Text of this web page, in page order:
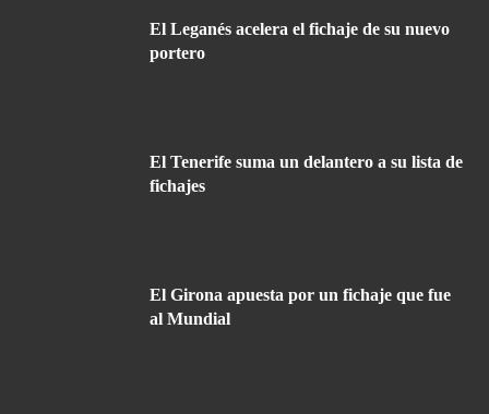
El Leganés acelera el fichaje de su nuevo
portero
El Tenerife suma un delantero a su lista de
fichajes
El Girona apuesta por un fichaje que fue
al Mundial